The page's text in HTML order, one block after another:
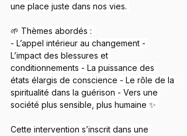
une place juste dans nos vies.
🌱 Thèmes abordés :
- L’appel intérieur au changement -
L’impact des blessures et
conditionnements - La puissance des
états élargis de conscience - Le rôle de la
spiritualité dans la guérison - Vers une
société plus sensible, plus humaine ✨
Cette intervention s’inscrit dans une